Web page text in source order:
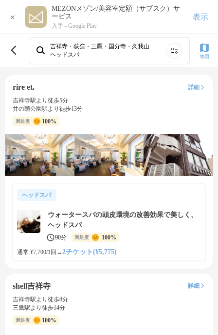
×
MEZONメゾン/美容室定額（サブスク）サ
ービス
入手 - Google Play
表示
吉祥寺・荻窪・三鷹・国分寺・久我山
ヘッドスパ
地図
rire et.
詳細
吉祥寺駅より徒歩5分
井の頭公園駅より徒歩13分
満足度 100%
ヘッドスパ
ウォータースパの頭皮環境の改善効果で美しく、
ヘッドスパ
90分 満足度 100%
通常 ¥7,700/1回 →2チケット(¥5,775)
shell吉祥寺
詳細
吉祥寺駅より徒歩8分
三鷹駅より徒歩14分
満足度 100%